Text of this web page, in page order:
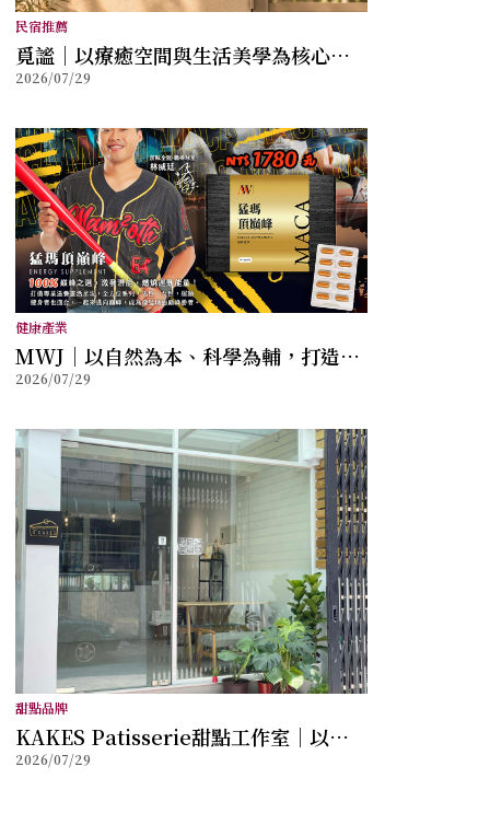
民宿推薦
覓謐｜以療癒空間與生活美學為核心，
打造讓身心放鬆的質感生活提案
2026/07/29
健康產業
MWJ｜以自然為本、科學為輔，打造兼
顧健康與幸福的全方位保健品牌
2026/07/29
甜點品牌
KAKES Patisserie甜點工作室｜以法
式甜點工藝打造每一份儀式感，讓創新
2026/07/29